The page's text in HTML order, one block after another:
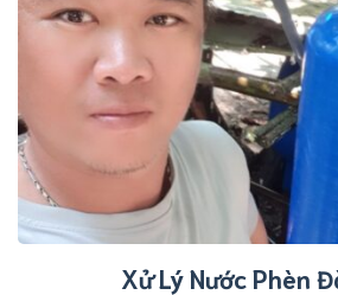
Xử Lý Nước Phèn